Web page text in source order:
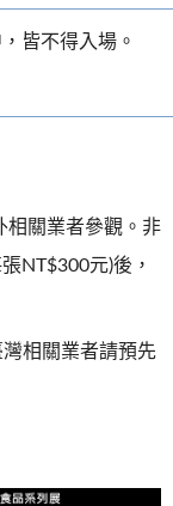
皆不得入場。
相關業者參觀。非
NT$300元)後，
相關業者請預先